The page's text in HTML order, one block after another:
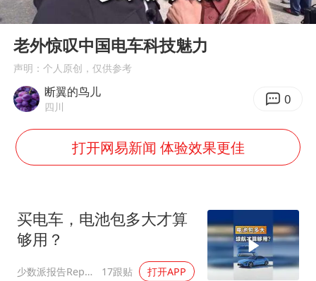
全球首个长时储能一体化产业园量产
老中医：立秋后养心是关键
胡彦斌获《歌手2026》歌王
飞机票免费退改真的来了
38岁演员求职万岁山NPC成功
国防部：中国军队坚决反制任何闹海挑衅图谋
Play
00:00 01:31
老外惊叹中国电车科技魅力
声明：个人原创，仅供参考
断翼的鸟儿
四川 0
打开网易新闻 体验效果更佳
买电车，电池包多大才算
够用？
少数派报告Report 17跟贴 打开APP